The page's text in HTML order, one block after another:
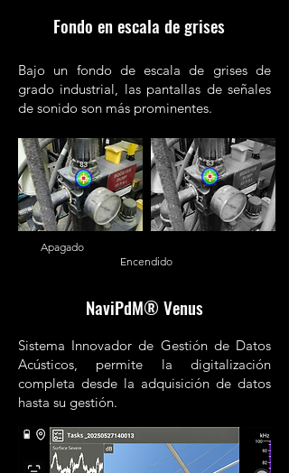
Fondo en escala de grises
Bajo un fondo de escala de grises de
grado industrial, las pantallas de señales
de sonido son más prominentes.
Apagado
Encendido
NaviPdM® Venus
Sistema Innovador de Gestión de Datos
Acústicos, permite la digitalización
completa desde la adquisición de datos
hasta su gestión.